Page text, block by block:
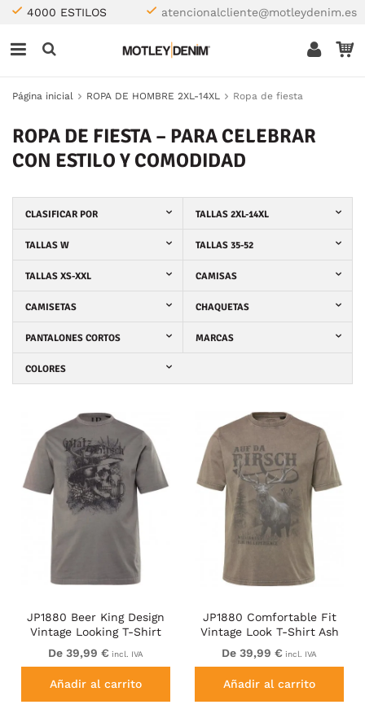
4000 ESTILOS atencionalcliente@motleydenim.es
Página inicial ROPA DE HOMBRE 2XL-14XL Ropa de fiesta
ROPA DE FIESTA – PARA CELEBRAR
CON ESTILO Y COMODIDAD
CLASIFICAR POR TALLAS 2XL-14XL
TALLAS W TALLAS 35-52
TALLAS XS-XXL CAMISAS
CAMISETAS CHAQUETAS
PANTALONES CORTOS MARCAS
COLORES
JP1880 Beer King Design
Vintage Looking T-Shirt
Gray
De 39,99 € incl. IVA
Añadir al carrito
JP1880 Comfortable Fit
Vintage Look T-Shirt Ash
Gray
De 39,99 € incl. IVA
Añadir al carrito